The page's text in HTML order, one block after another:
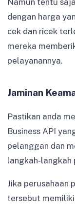
dengan harga
cek dan ricek
mereka
pelayanannya.
Jaminan
Pastikan anda
Business API
pelanggan dan
langkah-langkah
Jika perusahaan
tersebut